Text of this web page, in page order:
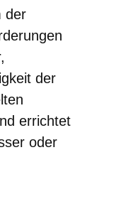
der
der
errichtet
oder